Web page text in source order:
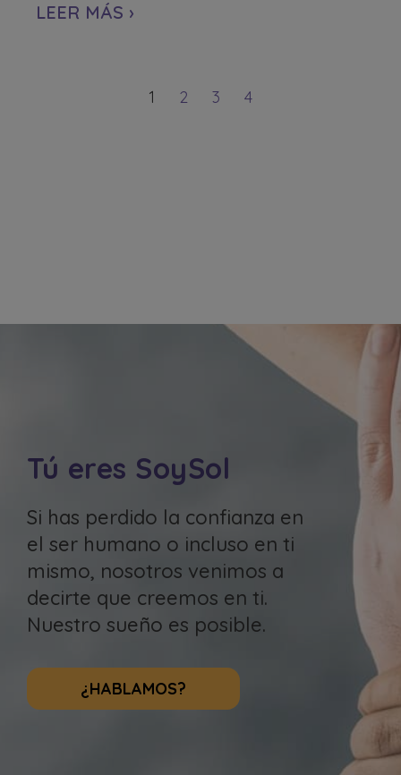
LEER MÁS ›
1 2 3 4
Tú eres SoySol
Si has perdido la confianza en
el ser humano o incluso en ti
mismo, nosotros venimos a
decirte que creemos en ti.
Nuestro sueño es posible.
¿HABLAMOS?